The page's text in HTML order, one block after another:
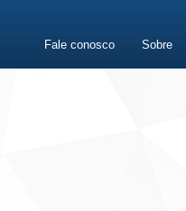
Fale conosco Sobre